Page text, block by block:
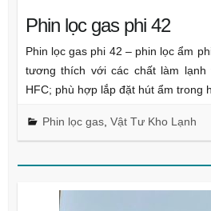
Phin lọc gas phi 42
Phin lọc gas phi 42 – phin lọc ẩm
tương thích với các chất làm lạnh
HFC; phù hợp lắp đặt hút ẩm trong
Phin lọc gas, Vật Tư Kho Lạnh